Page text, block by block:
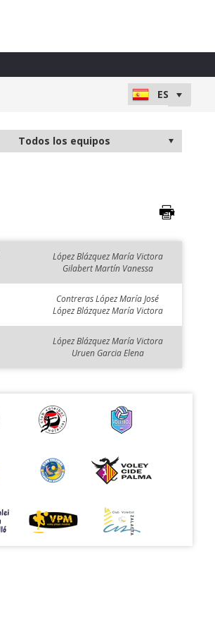
López Blázquez María Victora
Gilabert Martín Vanessa
Contreras López María José
López Blázquez María Victora
López Blázquez María Victora
Uruen Garcia Elena